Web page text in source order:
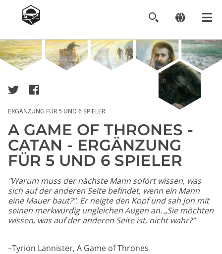
Image
ERGÄNZUNG FÜR 5 UND 6 SPIELER
A GAME OF THRONES -
CATAN - ERGÄNZUNG
FÜR 5 UND 6 SPIELER
"Warum muss der nächste Mann sofort wissen, was
sich auf der anderen Seite befindet, wenn ein Mann
eine Mauer baut?". Er neigte den Kopf und sah Jon mit
seinen merkwürdig ungleichen Augen an. „Sie möchten
wissen, was auf der anderen Seite ist, nicht wahr?”
–Tyrion Lannister, A Game of Thrones